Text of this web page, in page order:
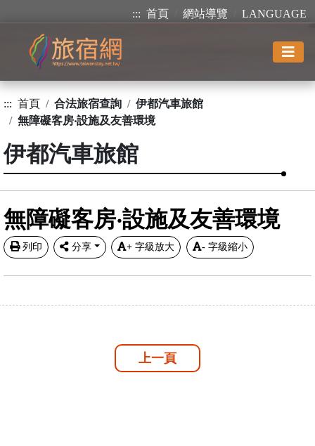
::: 首頁 網站導覽 LANGUAGE
::: 首頁 合法旅宿查詢
伊都汽車旅館
無障礙客房‧設施及友善環境
伊都汽車旅館
無障礙客房‧設施及友善環境
列印 分享 + 字級放大 - 字級縮小
上一頁